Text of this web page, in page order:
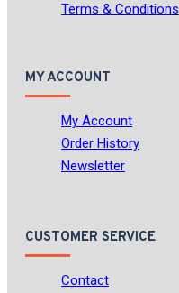
Terms & Conditions
MY ACCOUNT
My Account
Order History
Newsletter
CUSTOMER SERVICE
Contact